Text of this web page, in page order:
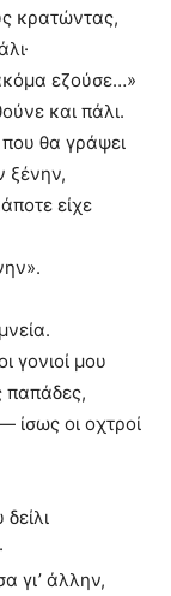
κρατώντας,
εζούσε…»
και πάλι.
θα γράψει
ξένην,
είχε
γονιοί μου
παπάδες,
ίσως οι οχτροί
γι’ άλλην,